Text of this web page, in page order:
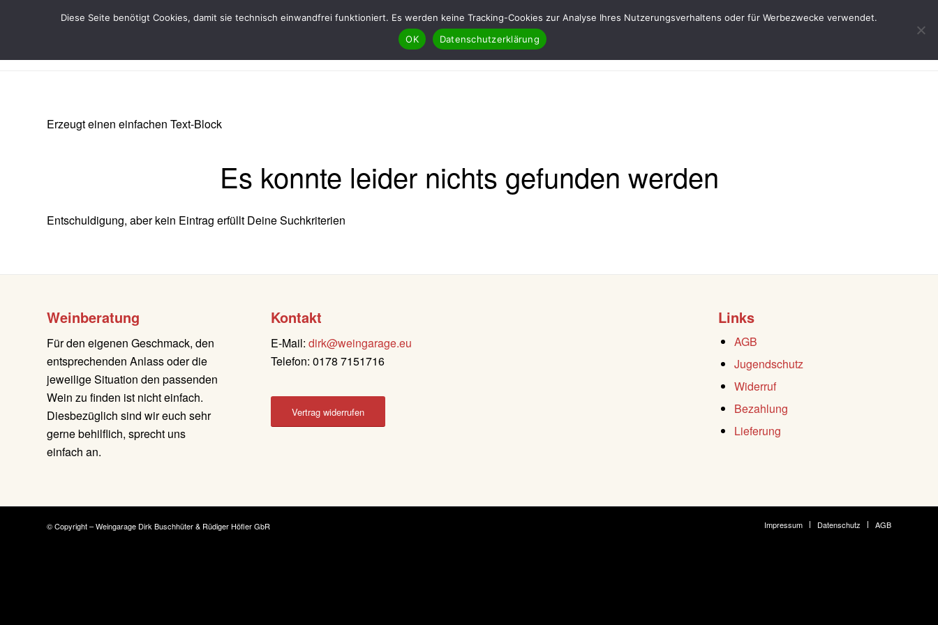
Erzeugt einen einfachen Text-Block
Es konnte leider nichts gefunden werden
Entschuldigung, aber kein Eintrag erfüllt Deine Suchkriterien
Weinberatung
Für den eigenen Geschmack, den
entsprechenden Anlass oder die
jeweilige Situation den passenden
Wein zu finden ist nicht einfach.
Diesbezüglich sind wir euch sehr
gerne behilflich, sprecht uns
einfach an.
Kontakt
E-Mail: dirk@weingarage.eu
Telefon: 0178 7151716
Vertrag widerrufen
Links
AGB
Jugendschutz
Widerruf
Bezahlung
Lieferung
© Copyright – Weingarage Dirk Buschhüter & Rüdiger Höfler GbR Impressum Datenschutz AGB
Diese Seite benötigt Cookies, damit sie technisch einwandfrei funktioniert. Es werden keine Tracking-Cookies zur Analyse Ihres Nutzerungsverhaltens oder für Werbezwecke verwendet.
OK
Datenschutzerklärung